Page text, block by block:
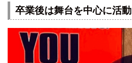
卒業後は舞台を中心に活動